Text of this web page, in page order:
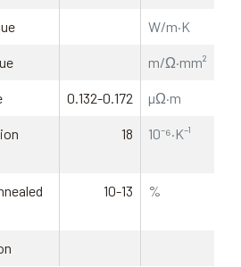
W/m·K
m/Ω·mm²
0.132-0.172 µΩ·m
18 10⁻⁶·K⁻¹
10-13 %